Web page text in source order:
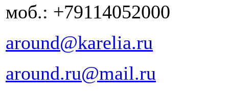
моб.: +79114052000
around@karelia.ru
around.ru@mail.ru